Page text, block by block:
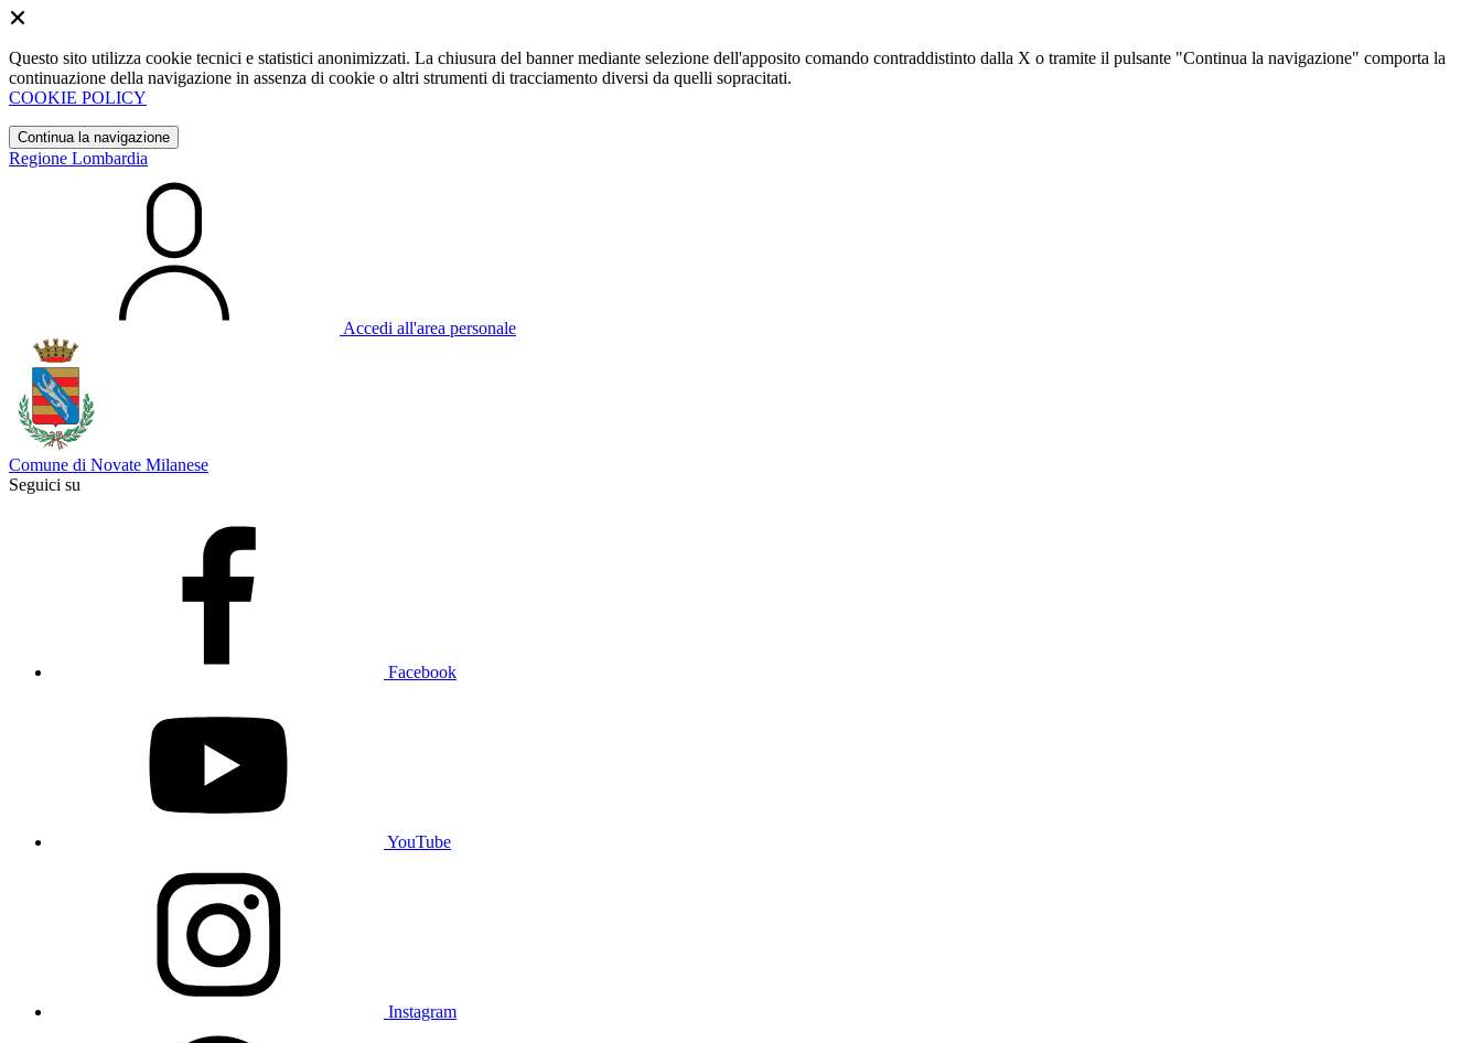
Questo sito utilizza cookie tecnici e statistici anonimizzati. La chiusura del banner mediante selezione dell'apposito comando contraddistinto dalla X o tramite il pulsante "Continua la navigazione" comporta la
continuazione della navigazione in assenza di cookie o altri strumenti di tracciamento diversi da quelli sopracitati.
COOKIE POLICY
Continua la navigazione
Regione Lombardia
Accedi all'area personale
Comune di Novate Milanese
Seguici su
Facebook
YouTube
Instagram